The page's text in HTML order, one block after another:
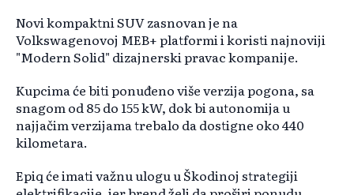
Novi kompaktni SUV zasnovan je na
Volkswagenovoj MEB+ platformi i koristi najnoviji
"Modern Solid" dizajnerski pravac kompanije.
Kupcima će biti ponuđeno više verzija pogona, sa
snagom od 85 do 155 kW, dok bi autonomija u
najjačim verzijama trebalo da dostigne oko 440
kilometara.
Epiq će imati važnu ulogu u Škodinoj strategiji